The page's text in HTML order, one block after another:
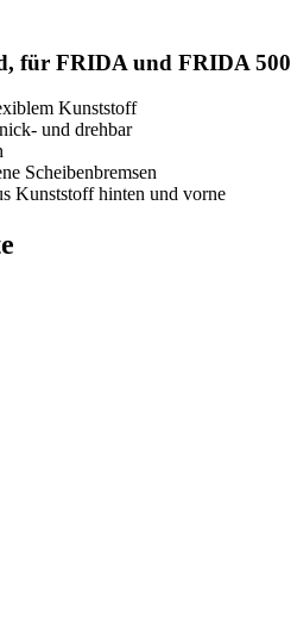
für FRIDA und FRIDA 500
Kunststoff
und drehbar
Scheibenbremsen
Kunststoff hinten und vorne